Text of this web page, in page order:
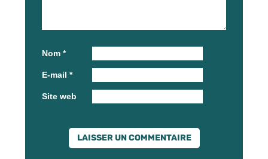
Nom *
E-mail *
Site web